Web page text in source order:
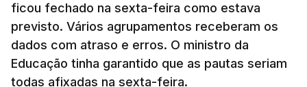
ficou fechado na sexta-feira como estava
previsto. Vários agrupamentos receberam os
dados com atraso e erros. O ministro da
Educação tinha garantido que as pautas seriam
todas afixadas na sexta-feira.